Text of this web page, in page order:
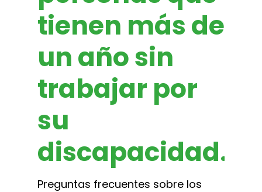
tienen más de
un año sin
trabajar por
su
discapacidad.
Preguntas frecuentes sobre los